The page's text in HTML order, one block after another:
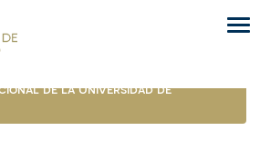
de la Universidad de